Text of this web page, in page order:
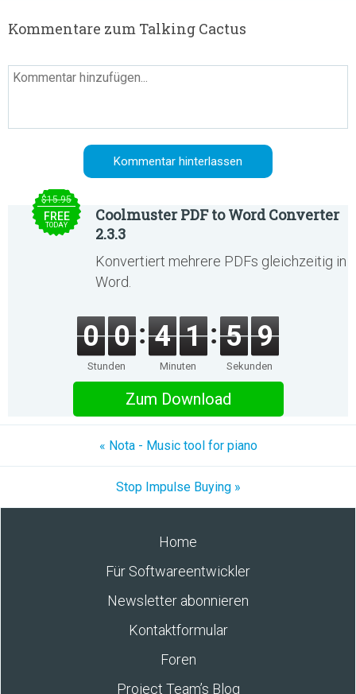
Kommentare zum Talking Cactus
$15.95
FREE
TODAY
Coolmuster PDF to Word Converter
2.3.3
Konvertiert mehrere PDFs gleichzeitig in
Word.
0 0
Stunden
4 1
Minuten
5 9
Sekunden
Zum Download
« Nota - Music tool for piano
Stop Impulse Buying »
Home
Für Softwareentwickler
Newsletter abonnieren
Kontaktformular
Foren
Project Team’s Blog